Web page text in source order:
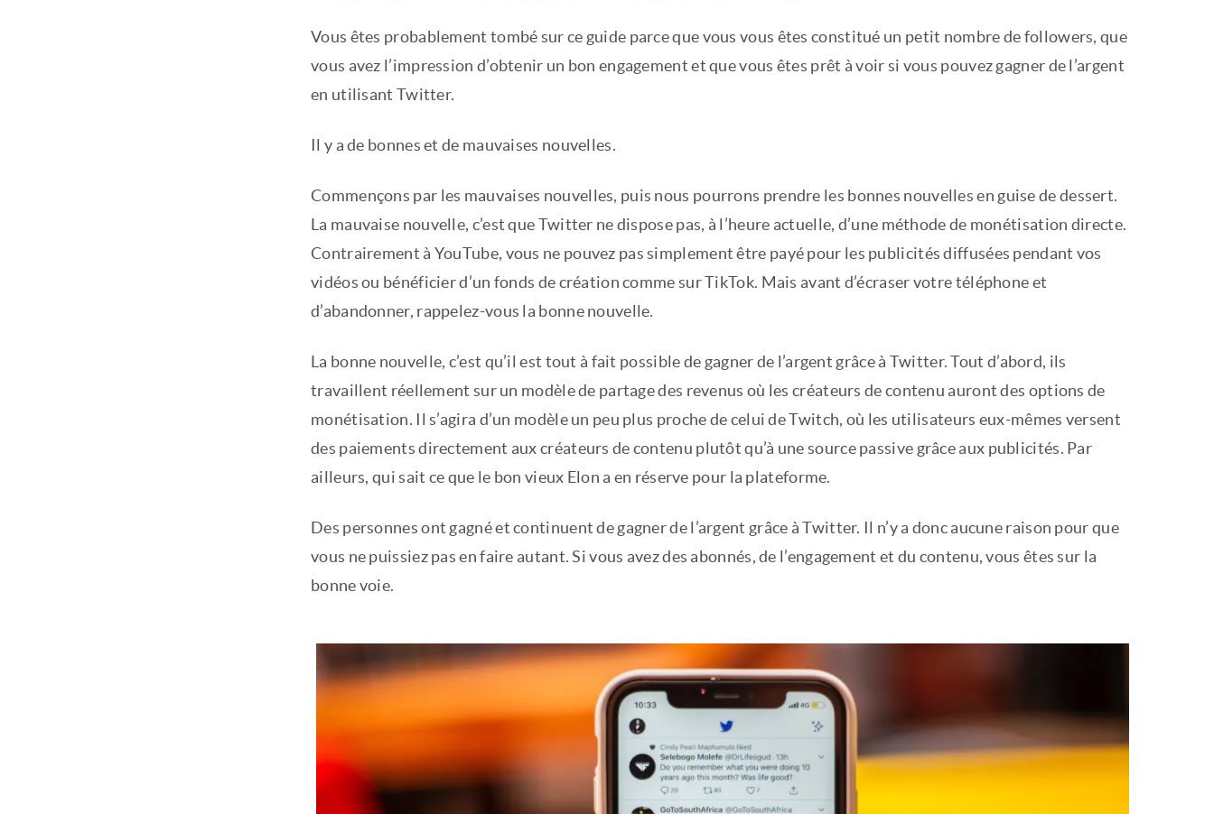
Vous êtes probablement tombé sur ce guide parce que vous vous êtes constitué un petit nombre de followers, que
vous avez l’impression d’obtenir un bon engagement et que vous êtes prêt à voir si vous pouvez gagner de l’argent
en utilisant Twitter.
Il y a de bonnes et de mauvaises nouvelles.
Commençons par les mauvaises nouvelles, puis nous pourrons prendre les bonnes nouvelles en guise de dessert.
La mauvaise nouvelle, c’est que Twitter ne dispose pas, à l’heure actuelle, d’une méthode de monétisation directe.
Contrairement à YouTube, vous ne pouvez pas simplement être payé pour les publicités diffusées pendant vos
vidéos ou bénéficier d’un fonds de création comme sur TikTok. Mais avant d’écraser votre téléphone et
d’abandonner, rappelez-vous la bonne nouvelle.
La bonne nouvelle, c’est qu’il est tout à fait possible de gagner de l’argent grâce à Twitter. Tout d’abord, ils
travaillent réellement sur un modèle de partage des revenus où les créateurs de contenu auront des options de
monétisation. Il s’agira d’un modèle un peu plus proche de celui de Twitch, où les utilisateurs eux-mêmes versent
des paiements directement aux créateurs de contenu plutôt qu’à une source passive grâce aux publicités. Par
ailleurs, qui sait ce que le bon vieux Elon a en réserve pour la plateforme.
Des personnes ont gagné et continuent de gagner de l’argent grâce à Twitter. Il n’y a donc aucune raison pour que
vous ne puissiez pas en faire autant. Si vous avez des abonnés, de l’engagement et du contenu, vous êtes sur la
bonne voie.